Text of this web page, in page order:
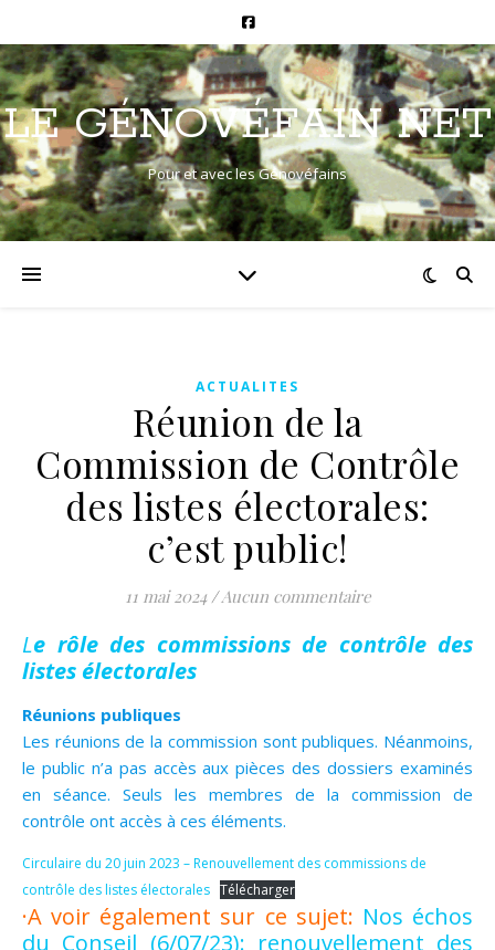
LE GÉNOVÉFAIN NET
Pour et avec les Génovéfains
ACTUALITES
Réunion de la
Commission de Contrôle
des listes électorales:
c’est public!
11 mai 2024 /Aucun commentaire
Le rôle des commissions de contrôle des
listes électorales
Réunions publiques
Les réunions de la commission sont publiques. Néanmoins,
le public n’a pas accès aux pièces des dossiers examinés
en séance. Seuls les membres de la commission de
contrôle ont accès à ces éléments.
Circulaire du 20 juin 2023 – Renouvellement des commissions de
contrôle des listes électorales Télécharger
·A voir également sur ce sujet: Nos échos
du Conseil (6/07/23): renouvellement des